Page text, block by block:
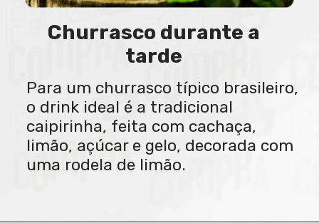
Churrasco durante a
tarde
Para um churrasco típico brasileiro,
o drink ideal é a tradicional
caipirinha, feita com cachaça,
limão, açúcar e gelo, decorada com
uma rodela de limão.